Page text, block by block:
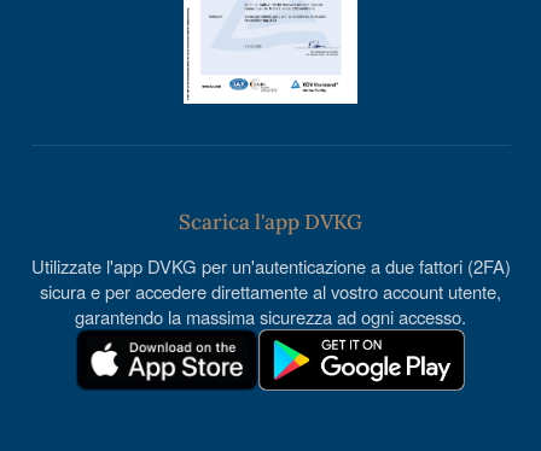
Scarica l'app DVKG
Utilizzate l'app DVKG per un'autenticazione a due fattori (2FA)
sicura e per accedere direttamente al vostro account utente,
garantendo la massima sicurezza ad ogni accesso.